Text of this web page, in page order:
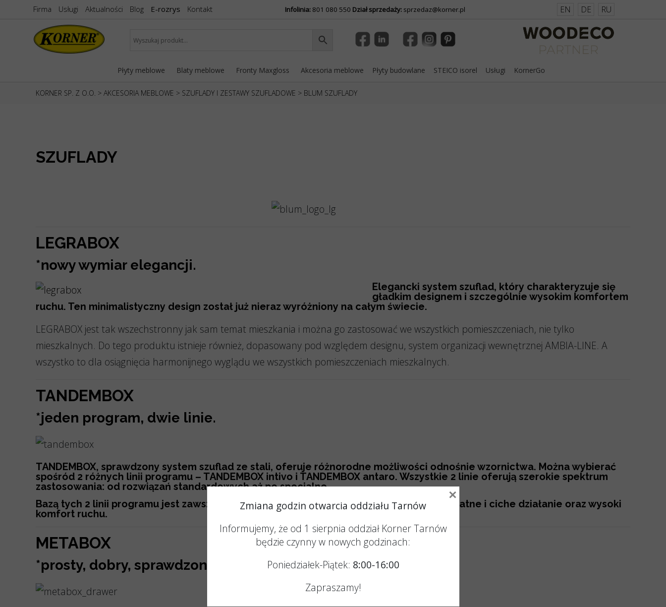
Firma Usługi Aktualności Blog E-rozrys Kontakt Infolinia: 801 080 550 Dział sprzedaży: sprzedaz@korner.pl EN DE RU
Płyty meblowe Blaty meblowe Fronty Maxgloss Akcesoria meblowe Płyty budowlane STEICO isorel Usługi KornerGo
KORNER SP. Z O.O. > AKCESORIA MEBLOWE > SZUFLADY I ZESTAWY SZUFLADOWE > BLUM SZUFLADY
SZUFLADY
LEGRABOX
*nowy wymiar elegancji.
Elegancki system szuflad, który charakteryzuje się
gładkim designem i szczególnie wysokim komfortem
ruchu. Ten minimalistyczny design został już nieraz wyróżniony na całym świecie.
LEGRABOX jest tak wszechstronny jak sam temat mieszkania i można go zastosować we wszystkich pomieszczeniach, nie tylko
mieszkalnych. Do tego produktu istnieje również, dopasowany pod względem designu, system organizacji wewnętrznej AMBIA-LINE. A
wszystko to dla osiągnięcia harmonijnego wyglądu we wszystkich pomieszczeniach mieszkalnych.
TANDEMBOX
*jeden program, dwie linie.
TANDEMBOX, sprawdzony system szuflad ze stali, oferuje różnorodne możliwości odnośnie wzornictwa. Można wybierać
spośród 2 różnych linii programu – TANDEMBOX intivo i TANDEMBOX antaro. Wszystkie 2 linie oferują szerokie spektrum
zastosowania: od rozwiązań standardowych aż po specjalne.
Bazą tych 2 linii programu jest zawsze prowadnica TANDEMBOX. Troszczy się ona o delikatne i ciche działanie oraz wysoki
komfort ruchu.
METABOX
*prosty, dobry, sprawdzony.
Zmiana godzin otwarcia oddziału Tarnów
Informujemy, że od 1 sierpnia oddział Korner Tarnów
będzie czynny w nowych godzinach:
Poniedziałek-Piątek: 8:00-16:00
Zapraszamy!
×